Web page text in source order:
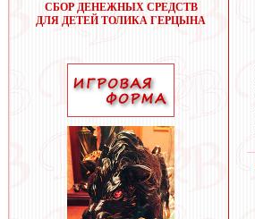
СБОР ДЕНЕЖНЫХ СРЕДСТВ
ДЛЯ ДЕТЕЙ ТОЛИКА ГЕРЦЫНА